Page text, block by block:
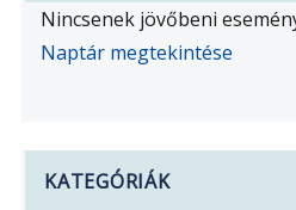
Nincsenek jövőbeni
Naptár megtekintése
KATEGÓRIÁK